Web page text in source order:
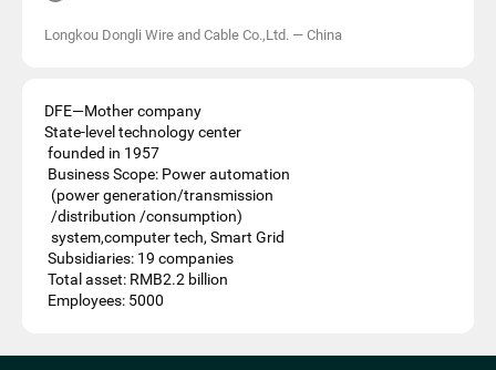
Longkou Dongli Wire and Cable Co.,Ltd. — China
DFE—Mother company
State-level technology center
founded in 1957
Business Scope: Power automation
(power generation/transmission
/distribution /consumption)
system,computer tech, Smart Grid
Subsidiaries: 19 companies
Total asset: RMB2.2 billion
Employees: 5000